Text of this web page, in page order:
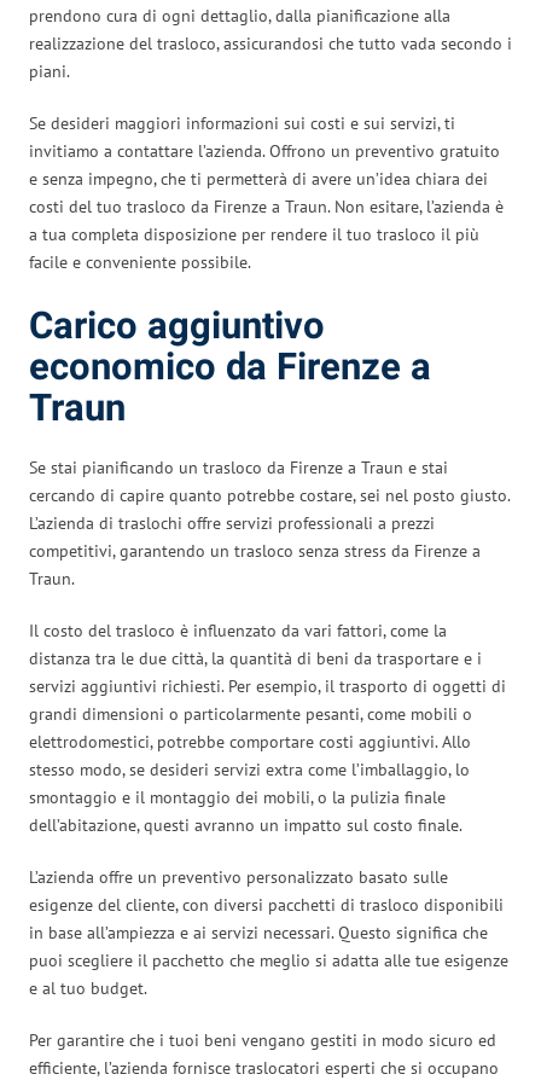
prendono cura di ogni dettaglio, dalla pianificazione alla
realizzazione del trasloco, assicurandosi che tutto vada secondo i
piani.
Se desideri maggiori informazioni sui costi e sui servizi, ti
invitiamo a contattare l’azienda. Offrono un preventivo gratuito
e senza impegno, che ti permetterà di avere un’idea chiara dei
costi del tuo trasloco da Firenze a Traun. Non esitare, l’azienda è
a tua completa disposizione per rendere il tuo trasloco il più
facile e conveniente possibile.
Carico aggiuntivo
economico da Firenze a
Traun
Se stai pianificando un trasloco da Firenze a Traun e stai
cercando di capire quanto potrebbe costare, sei nel posto giusto.
L’azienda di traslochi offre servizi professionali a prezzi
competitivi, garantendo un trasloco senza stress da Firenze a
Traun.
Il costo del trasloco è influenzato da vari fattori, come la
distanza tra le due città, la quantità di beni da trasportare e i
servizi aggiuntivi richiesti. Per esempio, il trasporto di oggetti di
grandi dimensioni o particolarmente pesanti, come mobili o
elettrodomestici, potrebbe comportare costi aggiuntivi. Allo
stesso modo, se desideri servizi extra come l’imballaggio, lo
smontaggio e il montaggio dei mobili, o la pulizia finale
dell’abitazione, questi avranno un impatto sul costo finale.
L’azienda offre un preventivo personalizzato basato sulle
esigenze del cliente, con diversi pacchetti di trasloco disponibili
in base all’ampiezza e ai servizi necessari. Questo significa che
puoi scegliere il pacchetto che meglio si adatta alle tue esigenze
e al tuo budget.
Per garantire che i tuoi beni vengano gestiti in modo sicuro ed
efficiente, l’azienda fornisce traslocatori esperti che si occupano